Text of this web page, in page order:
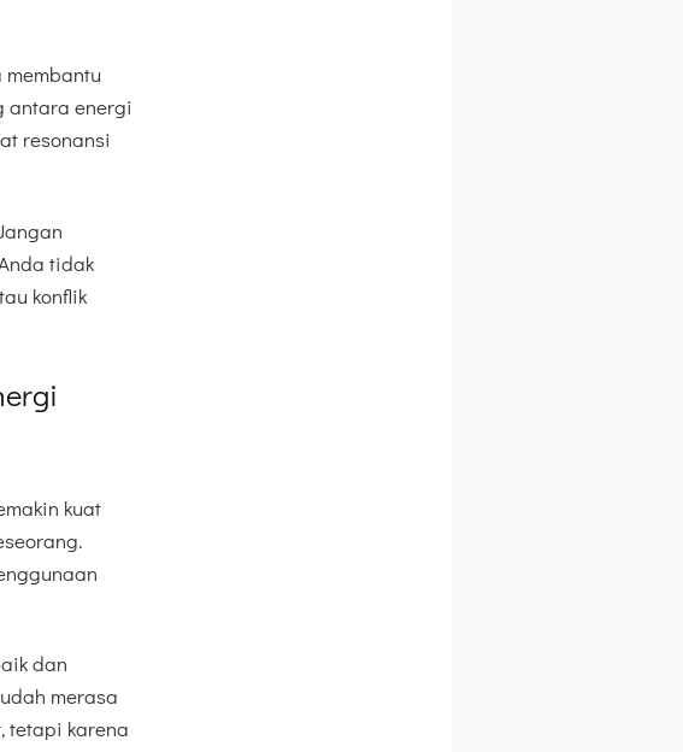
antara energi
resonansi
tidak
konflik
kuat
dan
merasa
tetapi karena